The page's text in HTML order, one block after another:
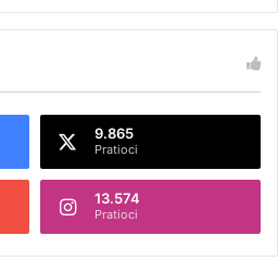
9.865
Pratioci
13.574
Pratioci